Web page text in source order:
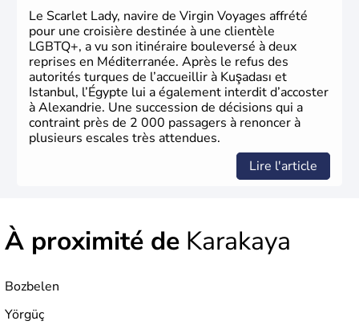
Le Scarlet Lady, navire de Virgin Voyages affrété
pour une croisière destinée à une clientèle
LGBTQ+, a vu son itinéraire bouleversé à deux
reprises en Méditerranée. Après le refus des
autorités turques de l’accueillir à Kuşadası et
Istanbul, l’Égypte lui a également interdit d’accoster
à Alexandrie. Une succession de décisions qui a
contraint près de 2 000 passagers à renoncer à
plusieurs escales très attendues.
Lire l'article
À proximité de Karakaya
Bozbelen
Yörgüç